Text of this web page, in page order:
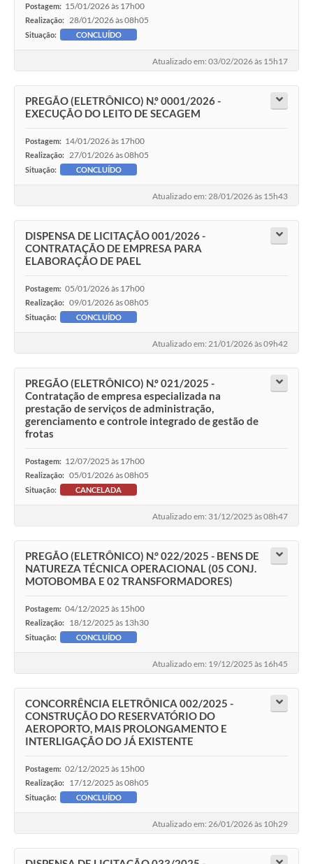
Postagem: 15/01/2026 às 17h00
Realização: 28/01/2026 às 08h05
Situação: CONCLUÍDO
Atualizado em: 03/02/2026 às 15h17
PREGÃO (ELETRÔNICO) N.º 0001/2026 -
EXECUÇÃO DO LEITO DE SECAGEM
Postagem: 14/01/2026 às 17h00
Realização: 27/01/2026 às 08h05
Situação: CONCLUÍDO
Atualizado em: 28/01/2026 às 15h43
DISPENSA DE LICITAÇÃO 001/2026 -
CONTRATAÇÃO DE EMPRESA PARA
ELABORAÇÃO DE PAEL
Postagem: 05/01/2026 às 17h00
Realização: 09/01/2026 às 08h05
Situação: CONCLUÍDO
Atualizado em: 21/01/2026 às 09h42
PREGÃO (ELETRÔNICO) N.º 021/2025 -
Contratação de empresa especializada na
prestação de serviços de administração,
gerenciamento e controle integrado de gestão de
frotas
Postagem: 12/07/2025 às 17h00
Realização: 05/01/2026 às 08h05
Situação: CANCELADA
Atualizado em: 31/12/2025 às 08h47
PREGÃO (ELETRÔNICO) N.° 022/2025 - BENS DE
NATUREZA TÉCNICA OPERACIONAL (05 CONJ.
MOTOBOMBA E 02 TRANSFORMADORES)
Postagem: 04/12/2025 às 15h00
Realização: 18/12/2025 às 13h30
Situação: CONCLUÍDO
Atualizado em: 19/12/2025 às 16h45
CONCORRÊNCIA ELETRÔNICA 002/2025 -
CONSTRUÇÃO DO RESERVATÓRIO DO
AEROPORTO, MAIS PROLONGAMENTO E
INTERLIGAÇÃO DO JÁ EXISTENTE
Postagem: 02/12/2025 às 15h00
Realização: 17/12/2025 às 08h05
Situação: CONCLUÍDO
Atualizado em: 26/01/2026 às 10h29